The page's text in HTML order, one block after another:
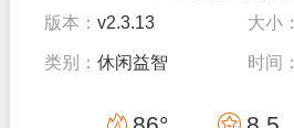
版本：v2.3.13 大小：
类别：休闲益智 时间：